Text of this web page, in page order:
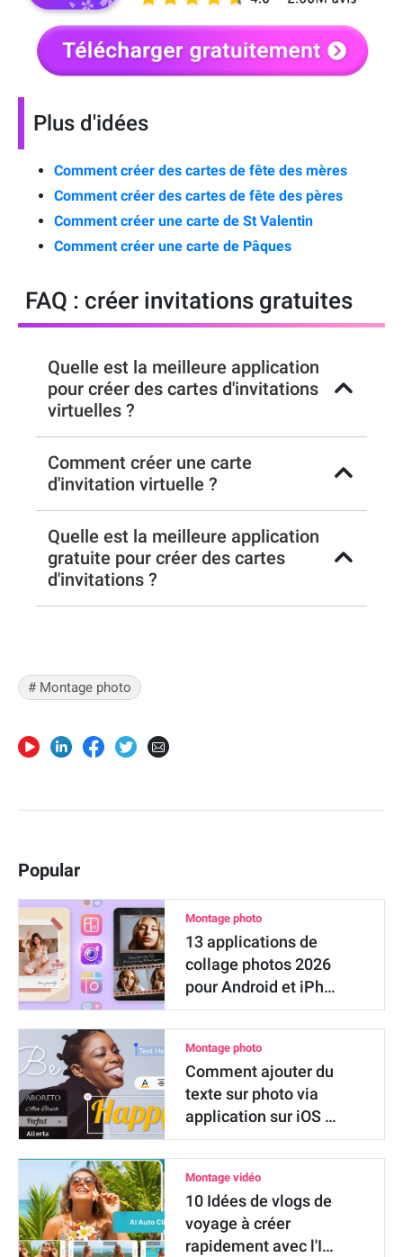
Plus d'idées
Comment créer des cartes de fête des mères
Comment créer des cartes de fête des pères
Comment créer une carte de St Valentin
Comment créer une carte de Pâques
FAQ : créer invitations gratuites
Quelle est la meilleure application
pour créer des cartes d'invitations
virtuelles ?
Comment créer une carte
d'invitation virtuelle ?
Quelle est la meilleure application
gratuite pour créer des cartes
d'invitations ?
# Montage photo
Popular
Montage photo
13 applications de
collage photos 2026
pour Android et iPh…
Montage photo
Comment ajouter du
texte sur photo via
application sur iOS …
Montage vidéo
10 Idées de vlogs de
voyage à créer
rapidement avec l'I…